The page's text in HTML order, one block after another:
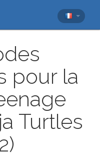
pour la
Turtles